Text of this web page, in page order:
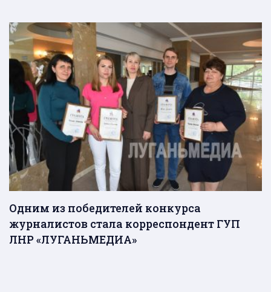
Одним из победителей конкурса
журналистов стала корреспондент ГУП
ЛНР «ЛУГАНЬМЕДИА»